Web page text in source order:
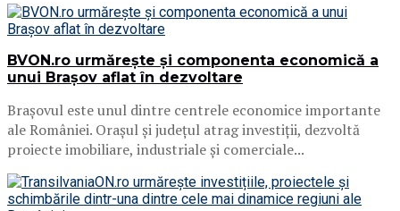
BVON.ro urmărește și componenta economică a
unui Brașov aflat în dezvoltare
Brașovul este unul dintre centrele economice importante
ale României. Orașul și județul atrag investiții, dezvoltă
proiecte imobiliare, industriale și comerciale...